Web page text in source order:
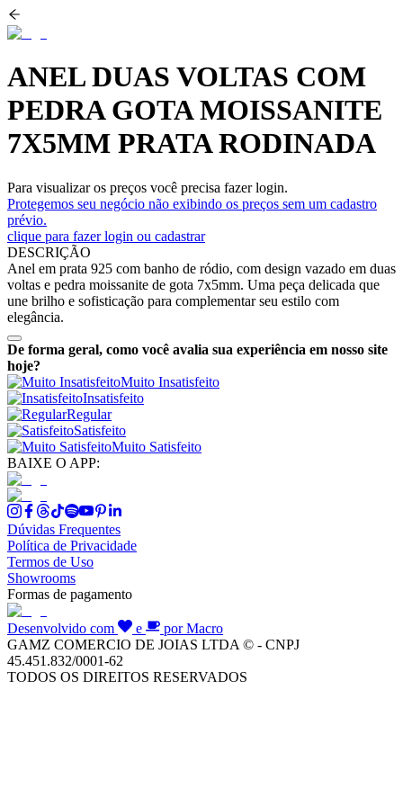
ANEL DUAS VOLTAS COM
PEDRA GOTA MOISSANITE
7X5MM PRATA RODINADA
Para visualizar os preços você precisa fazer login.
Protegemos seu negócio não exibindo os preços sem um cadastro
prévio.
clique para fazer login ou cadastrar
DESCRIÇÃO
Anel em prata 925 com banho de ródio, com design vazado em duas
voltas e pedra moissanite de gota 7x5mm. Uma peça delicada que
une brilho e sofisticação para complementar seu estilo com
elegância.
De forma geral, como você avalia sua experiência em nosso site
hoje?
Muito Insatisfeito
Insatisfeito
Regular
Satisfeito
Muito Satisfeito
BAIXE O APP:
Dúvidas Frequentes
Política de Privacidade
Termos de Uso
Showrooms
Formas de pagamento
Desenvolvido com e
por Macro
GAMZ COMERCIO DE JOIAS LTDA © - CNPJ
45.451.832/0001-62
TODOS OS DIREITOS RESERVADOS